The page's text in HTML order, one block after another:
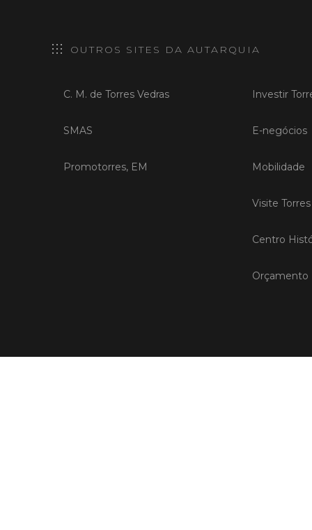
OUTROS SITES DA AUTARQUIA
C. M. de Torres Vedras
SMAS
Promotorres, EM
Investir
E-negócios
Mobilidade
Visite
Centro
Orçamento